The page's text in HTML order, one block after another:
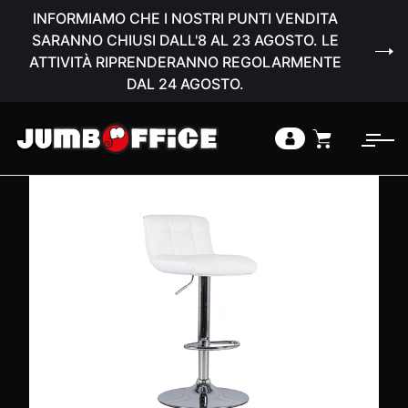
INFORMIAMO CHE I NOSTRI PUNTI VENDITA
SARANNO CHIUSI DALL'8 AL 23 AGOSTO. LE
ATTIVITÀ RIPRENDERANNO REGOLARMENTE
DAL 24 AGOSTO.